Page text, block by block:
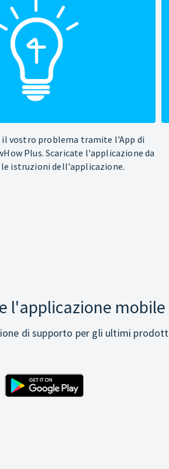
il vostro problema tramite l'App di
Plus. Scaricate l'applicazione da
le istruzioni dell'applicazione.
l'applicazione mobile
di supporto per gli ultimi